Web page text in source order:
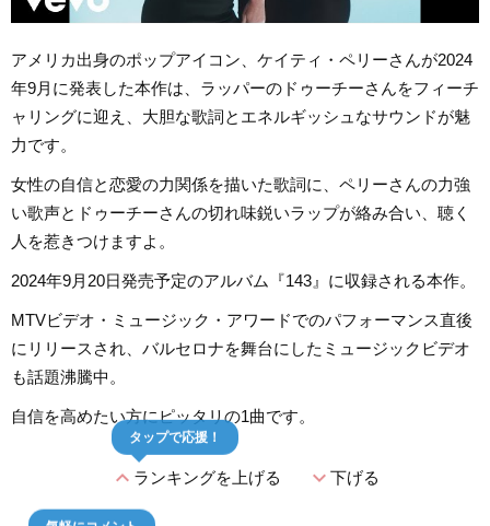
アメリカ出身のポップアイコン、ケイティ・ペリーさんが2024
年9月に発表した本作は、ラッパーのドゥーチーさんをフィーチ
ャリングに迎え、大胆な歌詞とエネルギッシュなサウンドが魅
力です。
女性の自信と恋愛の力関係を描いた歌詞に、ペリーさんの力強
い歌声とドゥーチーさんの切れ味鋭いラップが絡み合い、聴く
人を惹きつけますよ。
2024年9月20日発売予定のアルバム『143』に収録される本作。
MTVビデオ・ミュージック・アワードでのパフォーマンス直後
にリリースされ、バルセロナを舞台にしたミュージックビデオ
も話題沸騰中。
自信を高めたい方にピッタリの1曲です。
expand_lessランキングを上げる
タップで応援！
expand_more下げる